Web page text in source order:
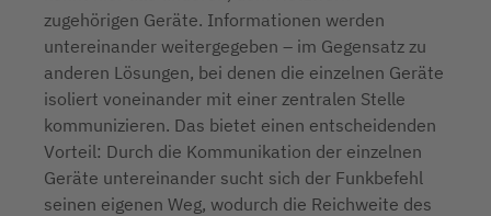
zugehörigen Geräte. Informationen werden
untereinander weitergegeben – im Gegensatz zu
anderen Lösungen, bei denen die einzelnen Geräte
isoliert voneinander mit einer zentralen Stelle
kommunizieren. Das bietet einen entscheidenden
Vorteil: Durch die Kommunikation der einzelnen
Geräte untereinander sucht sich der Funkbefehl
seinen eigenen Weg, wodurch die Reichweite des